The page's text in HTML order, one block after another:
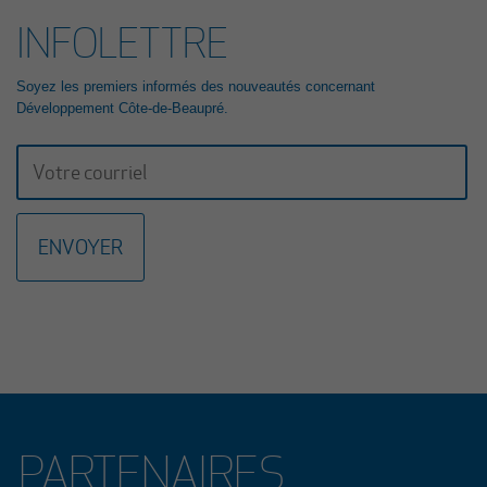
23 mars 2026
GALA RECONNAISSANCE 2026: UNE 23E ÉDITION
PORTÉE PAR L’HÉRITAGE ET LA RELÈVE
ENTREPRENEURIALE
retour pour célébrer l’engagement, la passion et l’excellence des
entrepreneurs, organisations et bâtisseurs qui contribuent au
nous avons le plaisir d’annoncer que Mme Lucie Boies et M. Mathieu
R. Boies de Beaupré et de Château-Richer, assureront la coprésidence
4 février 2026
La Municipalité régionale de comté (MRC) de La Côte-de-Beaupré,
INFOLETTRE
Soyez les premiers informés des nouveautés concernant
Développement Côte-de-Beaupré.
PARTENAIRES